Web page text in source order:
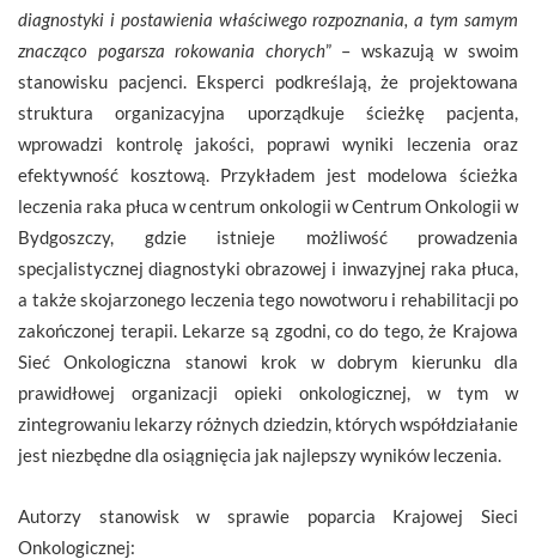
diagnostyki i postawienia właściwego rozpoznania, a tym samym
znacząco pogarsza rokowania chorych” – wskazują w swoim
stanowisku pacjenci. Eksperci podkreślają, że projektowana
struktura organizacyjna uporządkuje ścieżkę pacjenta,
wprowadzi kontrolę jakości, poprawi wyniki leczenia oraz
efektywność kosztową. Przykładem jest modelowa ścieżka
leczenia raka płuca w centrum onkologii w Centrum Onkologii w
Bydgoszczy, gdzie istnieje możliwość prowadzenia
specjalistycznej diagnostyki obrazowej i inwazyjnej raka płuca,
a także skojarzonego leczenia tego nowotworu i rehabilitacji po
zakończonej terapii. Lekarze są zgodni, co do tego, że Krajowa
Sieć Onkologiczna stanowi krok w dobrym kierunku dla
prawidłowej organizacji opieki onkologicznej, w tym w
zintegrowaniu lekarzy różnych dziedzin, których współdziałanie
jest niezbędne dla osiągnięcia jak najlepszy wyników leczenia.
Autorzy stanowisk w sprawie poparcia Krajowej Sieci
Onkologicznej: